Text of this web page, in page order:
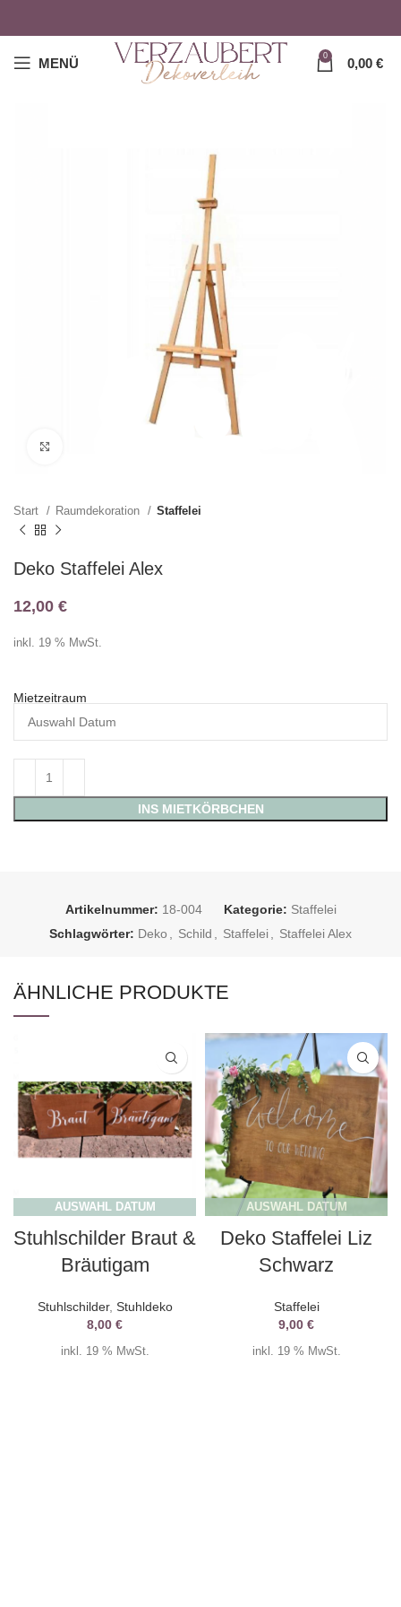
MENÜ 0 0,00 €
Start Raumdekoration Staffelei
Deko Staffelei Alex
12,00 €
inkl. 19 % MwSt.
Mietzeitraum
INS MIETKÖRBCHEN
Artikelnummer: 18-004 Kategorie: Staffelei
Schlagwörter: Deko Schild Staffelei Staffelei Alex
ÄHNLICHE PRODUKTE
AUSWAHL DATUM
Stuhlschilder Braut &
Bräutigam
Stuhlschilder, Stuhldeko
8,00 €
inkl. 19 % MwSt.
AUSWAHL DATUM
Deko Staffelei Liz
Schwarz
Staffelei
9,00 €
inkl. 19 % MwSt.